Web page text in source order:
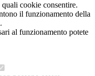
quali cookie consentire.
il funzionamento della
al funzionamento potete